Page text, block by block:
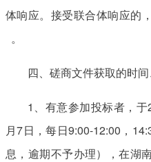
体响应。接受联合体响应
。
四、磋商文件获取的时
1、有意参加投标者，
月7日，每日9:00-12:00，
息，逾期不予办理），在湖